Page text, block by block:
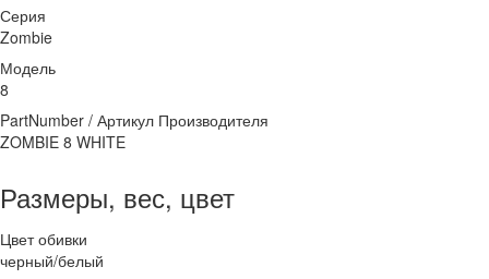
Серия
Zombie
Модель
8
PartNumber / Артикул Производителя
ZOMBIE 8 WHITE
Размеры, вес, цвет
Цвет обивки
черный/белый